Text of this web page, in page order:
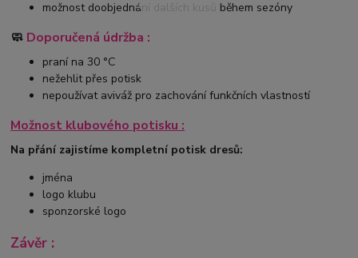
možnost doobjednání dalších kusů během sezóny
🧼 Doporučená údržba :
praní na 30 °C
nežehlit přes potisk
nepoužívat aviváž pro zachování funkčních vlastností
Možnost klubového potisku :
Na přání zajistíme kompletní potisk dresů:
jména
logo klubu
sponzorské logo
Závěr :